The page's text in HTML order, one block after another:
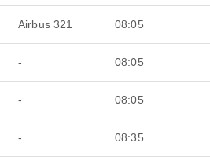
Airbus 321 08:05
- 08:05
- 08:05
- 08:35